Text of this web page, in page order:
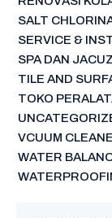
SALT
SERVICE &
SPA DAN
TILE AND
TOKO
VCUUM
WATER